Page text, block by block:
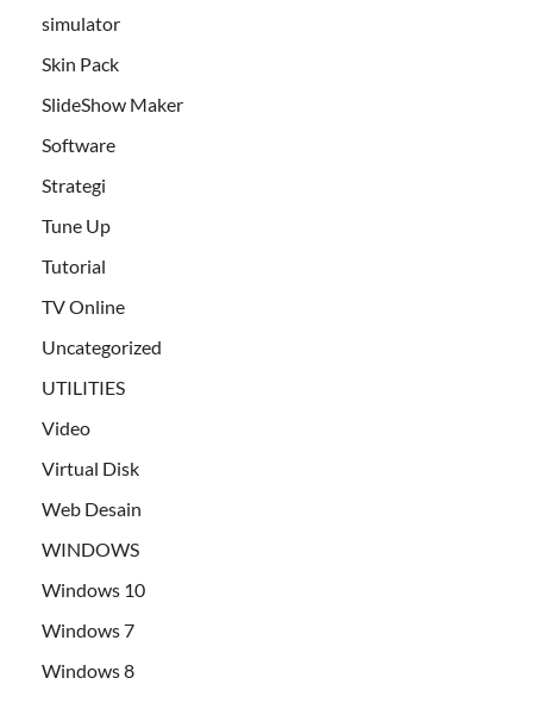
simulator
Skin Pack
SlideShow Maker
Software
Strategi
Tune Up
Tutorial
TV Online
Uncategorized
UTILITIES
Video
Virtual Disk
Web Desain
WINDOWS
Windows 10
Windows 7
Windows 8